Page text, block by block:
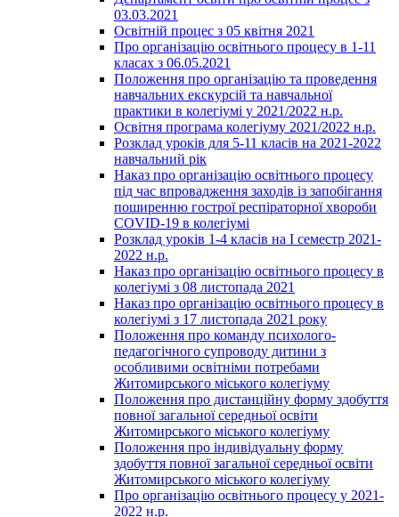
03.03.2021
Освітній процес з 05 квітня 2021
Про організацію освітнього процесу в 1-11
класах з 06.05.2021
Положення про організацію та проведення
навчальних екскурсій та навчальної
практики в колегіумі у 2021/2022 н.р.
Освітня програма колегіуму 2021/2022 н.р.
Розклад уроків для 5-11 класів на 2021-2022
навчальний рік
Наказ про організацію освітнього процесу
під час впровадження заходів із запобігання
поширенню гострої респіраторної хвороби
COVID-19 в колегіумі
Розклад уроків 1-4 класів на І семестр 2021-
2022 н.р.
Наказ про організацію освітнього процесу в
колегіумі з 08 листопада 2021
Наказ про організацію освітнього процесу в
колегіумі з 17 листопада 2021 року
Положення про команду психолого-
педагогічного супроводу дитини з
особливими освітніми потребами
Житомирського міського колегіуму
Положення про дистанційну форму здобуття
повної загальної середньої освіти
Житомирського міського колегіуму
Положення про індивідуальну форму
здобуття повної загальної середньої освіти
Житомирського міського колегіуму
Про організацію освітнього процесу у 2021-
2022 н.р.